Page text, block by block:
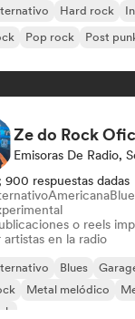
Hard rock
Pop rock Post
Ze do Rock
900 respuestas dadas
Americana
o reels
artistas en la radio
Blues
Metal melódico